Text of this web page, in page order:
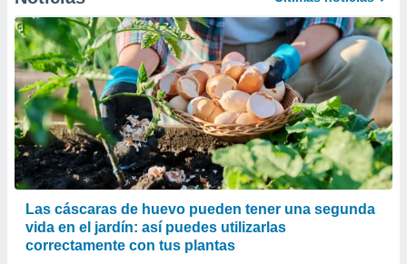
crear un
uso de
contenido
medir el
de la
el
del
de
o a través
de
Las cáscaras de huevo pueden tener una segunda
vida en el jardín: así puedes utilizarlas
correctamente con tus plantas